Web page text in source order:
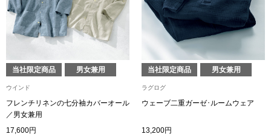
Salon de GRANDGRIS
【特集】
当社限定商品 男女兼用
ウインド
フレンチリネンの七分袖カバーオール
／男女兼用
17,600円
当社限定商品 男女兼用
ラグログ
ウェーブ二重ガーゼ･ルームウェア
13,200円